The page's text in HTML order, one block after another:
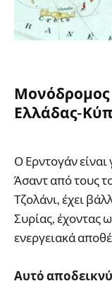
Μονόδρομος
Ελλάδας-
Ο Ερντογάν
Άσαντ από τους
Τζολάνι, έχει
Συρίας, έχοντας
ενεργειακά
Αυτό